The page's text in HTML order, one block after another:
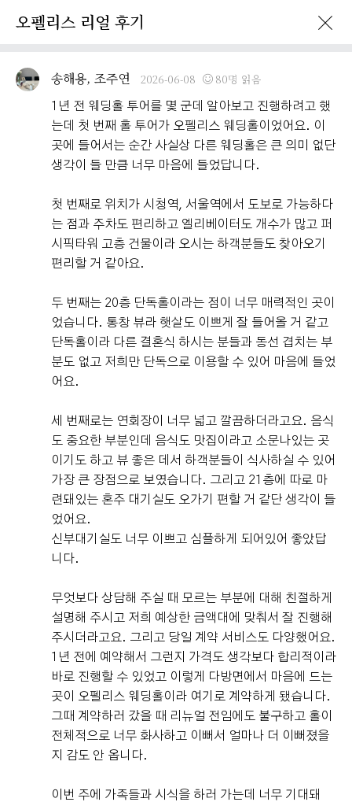
오펠리스 리얼 후기
송해용, 조주연 2026-06-08 80명 읽음
1년 전 웨딩홀 투어를 몇 군데 알아보고 진행하려고 했
는데 첫 번째 홀 투어가 오펠리스 웨딩홀이었어요. 이
곳에 들어서는 순간 사실상 다른 웨딩홀은 큰 의미 없단
생각이 들 만큼 너무 마음에 들었답니다.
첫 번째로 위치가 시청역, 서울역에서 도보로 가능하다
는 점과 주차도 편리하고 엘리베이터도 개수가 많고 퍼
시픽타워 고층 건물이라 오시는 하객분들도 찾아오기
편리할 거 같아요.
두 번째는 20층 단독홀이라는 점이 너무 매력적인 곳이
었습니다. 통창 뷰라 햇살도 이쁘게 잘 들어올 거 같고
단독홀이라 다른 결혼식 하시는 분들과 동선 겹치는 부
분도 없고 저희만 단독으로 이용할 수 있어 마음에 들었
어요.
세 번째로는 연회장이 너무 넓고 깔끔하더라고요. 음식
도 중요한 부분인데 음식도 맛집이라고 소문나있는 곳
이기도 하고 뷰 좋은 데서 하객분들이 식사하실 수 있어
가장 큰 장점으로 보였습니다. 그리고 21층에 따로 마
련돼있는 혼주 대기실도 오가기 편할 거 같단 생각이 들
었어요.
신부대기실도 너무 이쁘고 심플하게 되어있어 좋았답
니다.
무엇보다 상담해 주실 때 모르는 부분에 대해 친절하게
설명해 주시고 저희 예상한 금액대에 맞춰서 잘 진행해
주시더라고요. 그리고 당일 계약 서비스도 다양했어요.
1년 전에 예약해서 그런지 가격도 생각보다 합리적이라
바로 진행할 수 있었고 이렇게 다방면에서 마음에 드는
곳이 오펠리스 웨딩홀이라 여기로 계약하게 됐습니다.
그때 계약하러 갔을 때 리뉴얼 전임에도 불구하고 홀이
전체적으로 너무 화사하고 이뻐서 얼마나 더 이뻐졌을
지 감도 안 옵니다.
이번 주에 가족들과 시식을 하러 가는데 너무 기대돼